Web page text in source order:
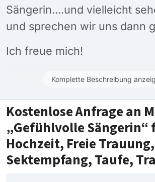
Sängerin....und vielleicht
und sprechen wir uns dann
Ich freue mich!
Komplette Beschreibung
Kostenlose Anfrage an
„Gefühlvolle Sängerin“
Hochzeit, Freie Trauung,
Sektempfang, Taufe,